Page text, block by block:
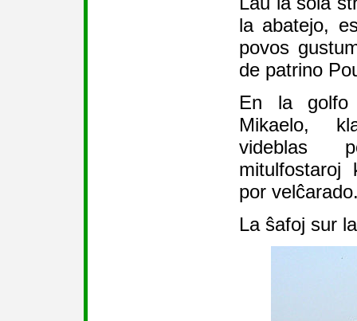
la abatejo,
povos
de patrino
En la golfo
Mikaelo,
videblas
mitulfostaroj
por
La ŝafoj sur